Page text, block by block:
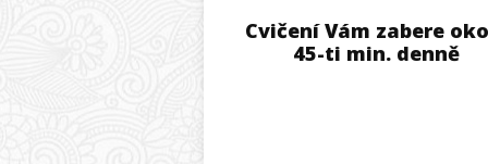
Cvičení Vám zabere
45-ti min. denně